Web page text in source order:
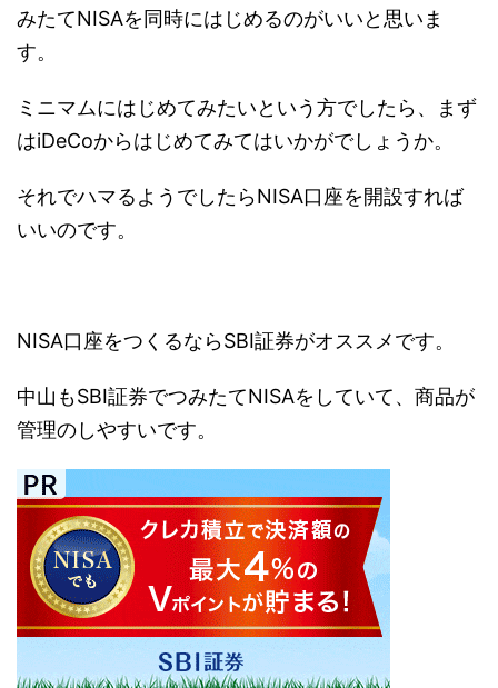
みたてNISAを同時にはじめるのがいいと思いま
す。
ミニマムにはじめてみたいという方でしたら、まず
はiDeCoからはじめてみてはいかがでしょうか。
それでハマるようでしたらNISA口座を開設すれば
いいのです。
NISA口座をつくるならSBI証券がオススメです。
中山もSBI証券でつみたてNISAをしていて、商品が
管理のしやすいです。